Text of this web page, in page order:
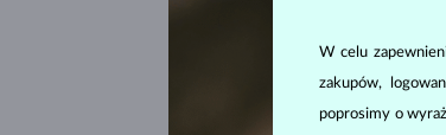
W celu
zakupów,
poprosimy o